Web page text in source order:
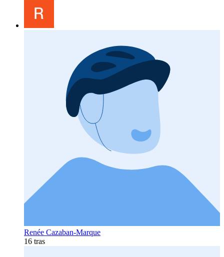
Renée Cazaban-Marque
16 tras